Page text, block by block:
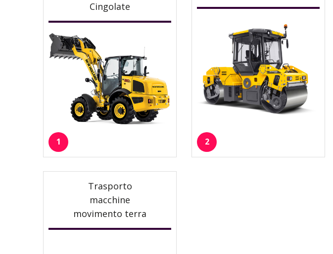
Cingolate
1 2
Trasporto
macchine
movimento terra